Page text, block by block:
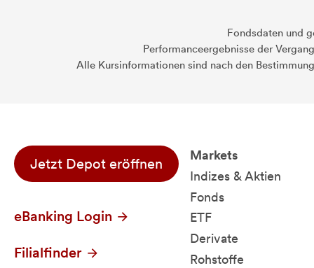
Fondsdaten und
Performanceergebnisse der
Alle Kursinformationen sind nach den
Jetzt Depot eröffnen
eBanking Login
Filialfinder
Markets
Indizes & Aktien
Fonds
ETF
Derivate
Rohstoffe